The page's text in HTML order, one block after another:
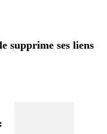
supprime ses liens